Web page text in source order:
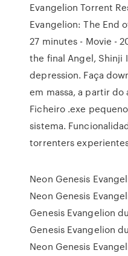
Evangelion Torrent
Evangelion: The End
27 minutes - Movie -
the final Angel, Shinji
depression. Faça
em massa, a partir
Ficheiro .exe
sistema.
torrenters
Neon Genesis
Neon Genesis
Genesis Evangelion
Genesis Evangelion
Neon Genesis